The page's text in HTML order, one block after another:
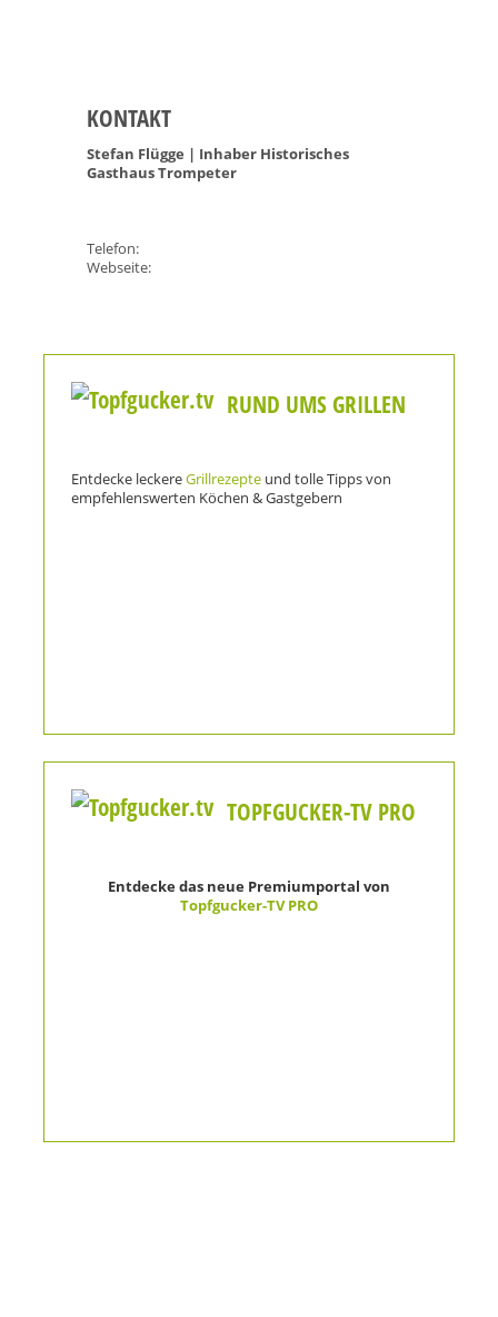
KONTAKT
Stefan Flügge | Inhaber Historisches
Gasthaus Trompeter
Telefon:
Webseite:
RUND UMS GRILLEN
Entdecke leckereGrillrezepte und tolle Tipps von
empfehlenswerten Köchen & Gastgebern
TOPFGUCKER-TV PRO
Entdecke das neue Premiumportal von
Topfgucker-TV PRO